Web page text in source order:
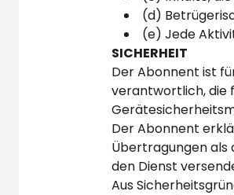
(d)
(e) Jede
SICHERHEIT
Der Abonnent ist
verantwortlich, die
Der Abonnent
Übertragungen als
den Dienst
Aus